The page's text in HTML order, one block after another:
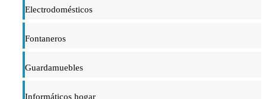
Electrodomésticos
Fontaneros
Guardamuebles
Informáticos hogar